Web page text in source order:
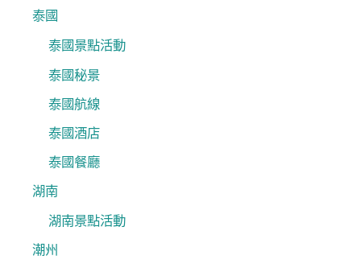
泰國
泰國景點活動
泰國秘景
泰國航線
泰國酒店
泰國餐廳
湖南
湖南景點活動
潮州